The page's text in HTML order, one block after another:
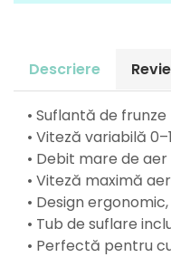
Presostate/Regulatoare de
presiune
Prelate și Folii de
Prelungitoare
Rindele electrice
Accesorii rindele
Scule electrice
Descriere
• Suflantă de
• Viteză variabilă
• Debit mare de
• Viteză maximă
• Design
• Tub de suflare
• Perfectă pentru